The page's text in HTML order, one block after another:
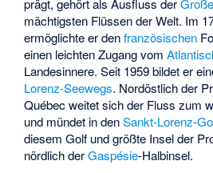
prägt, gehört als Ausfluss der
mächtigsten Flüssen der Welt. Im
ermöglichte er denfranzösischen
einen leichten Zugang vom
Landesinnere. Seit 1959 bildet er
Lorenz-Seewegs. Nordöstlich der
Québec weitet sich der Fluss zum
und mündet in denSankt-Lorenz-
diesem Golf und größte Insel der
nördlich derGaspésie-Halbinsel.